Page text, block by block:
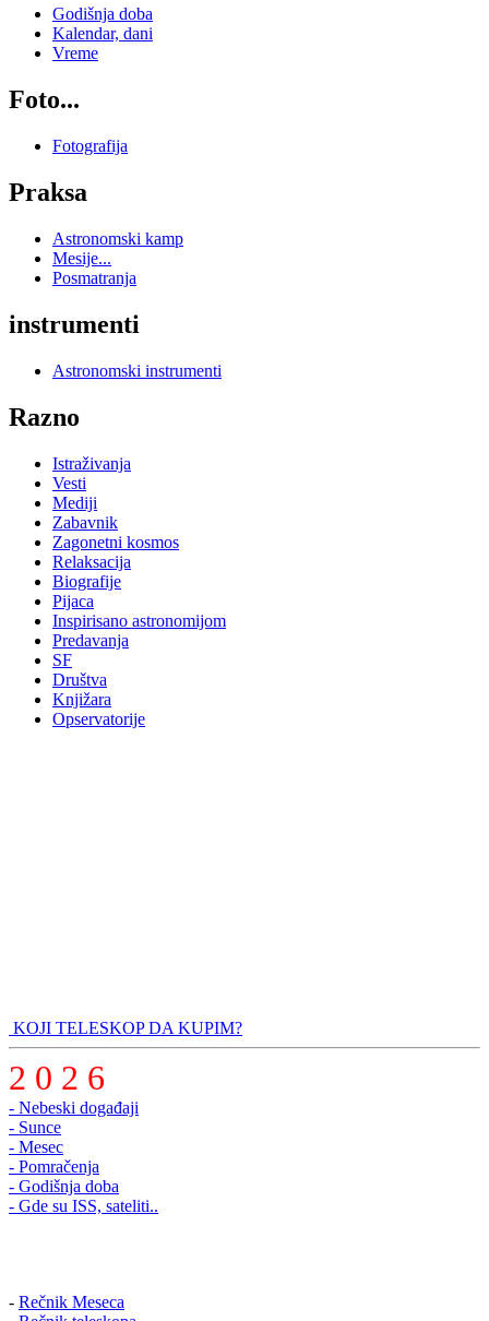
Godišnja doba
Kalendar, dani
Vreme
Foto...
Fotografija
Praksa
Astronomski kamp
Mesije...
Posmatranja
instrumenti
Astronomski instrumenti
Razno
Istraživanja
Vesti
Mediji
Zabavnik
Zagonetni kosmos
Relaksacija
Biografije
Pijaca
Inspirisano astronomijom
Predavanja
SF
Društva
Knjižara
Opservatorije
KOJI TELESKOP DA KUPIM?
2 0 2 6
- Nebeski događaji
- Sunce
- Mesec
- Pomračenja
- Godišnja doba
- Gde su ISS, sateliti..
- Rečnik Meseca